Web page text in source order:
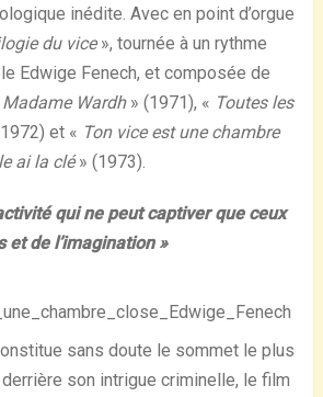
inédite. Avec en point d’orgue
du vice», tournée à un rythme
Edwige Fenech, et composée de
Madame Wardh» (1971), « Toutes les
et « Ton vice est une chambre
ai la clé» (1973).
qui ne peut captiver que ceux
et de l’imagination »
sans doute le sommet le plus
son intrigue criminelle, le film